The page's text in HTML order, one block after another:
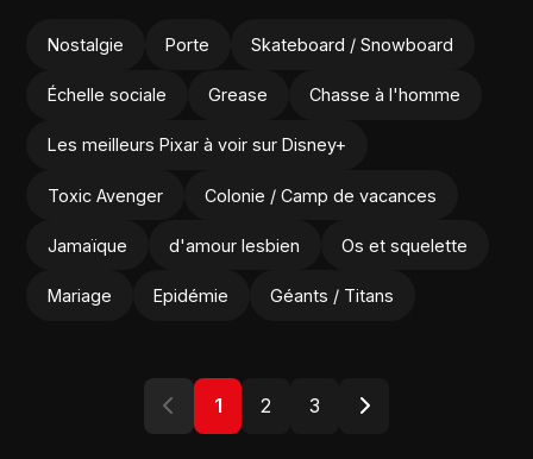
Nostalgie Porte Skateboard / Snowboard
Échelle sociale Grease Chasse à l'homme
Les meilleurs Pixar à voir sur Disney+
Toxic Avenger Colonie / Camp de vacances
Jamaïque d'amour lesbien Os et squelette
Mariage Epidémie Géants / Titans
1 2 3